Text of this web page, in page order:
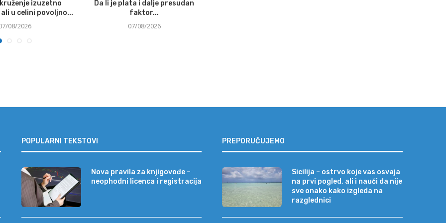
izuzetno
u celini povoljno...
08/2026
Da li je plata i dalje presudan
faktor...
07/08/2026
POPULARNI TEKSTOVI
Nova pravila za knjigovođe –
neophodni licenca i registracija
PREPORUČUJEMO
Sicilija – ostrvo koje vas osvaja
na prvi pogled, ali i nauči da nije
sve onako kako izgleda na
razglednici